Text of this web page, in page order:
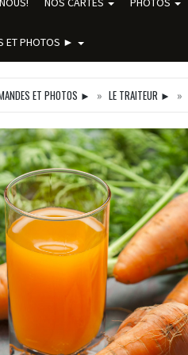
ET PHOTOS ►
ET PHOTOS ► LE TRAITEUR ►